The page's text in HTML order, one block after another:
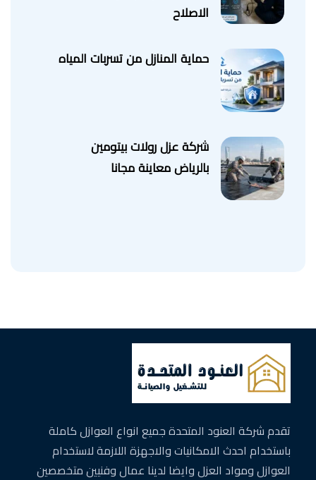
الاصلاح
حماية المنازل من تسربات المياه
شركة عزل رولات بيتومين
بالرياض معاينة مجانا
تقدم شركة العنود المتحدة جميع انواع العوازل كاملة
باستخدام احدث الامكانيات والاجهزة اللازمة لاستخدام
العوازل ومواد العزل وايضا لدينا عمال وفنيين متخصصين